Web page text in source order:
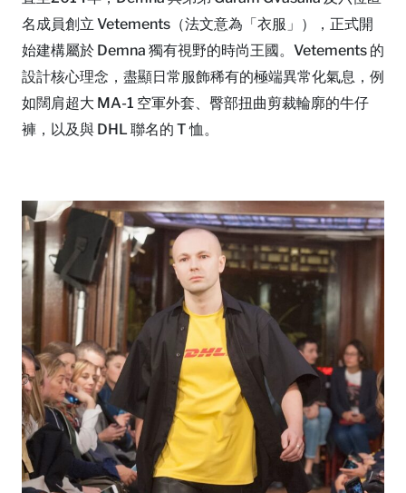
名成員創立 Vetements（法文意為「衣服」），正式開
始建構屬於 Demna 獨有視野的時尚王國。Vetements 的
設計核心理念，盡顯日常服飾稀有的極端異常化氣息，例
如闊肩超大 MA-1 空軍外套、臀部扭曲剪裁輪廓的牛仔
褲，以及與 DHL 聯名的 T 恤。